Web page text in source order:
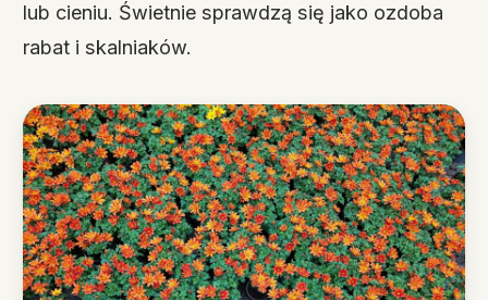
lub cieniu. Świetnie sprawdzą się jako ozdoba
rabat i skalniaków.